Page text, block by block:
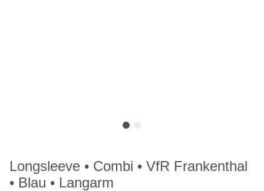
Longsleeve • Combi • VfR Frankenthal
• Blau • Langarm